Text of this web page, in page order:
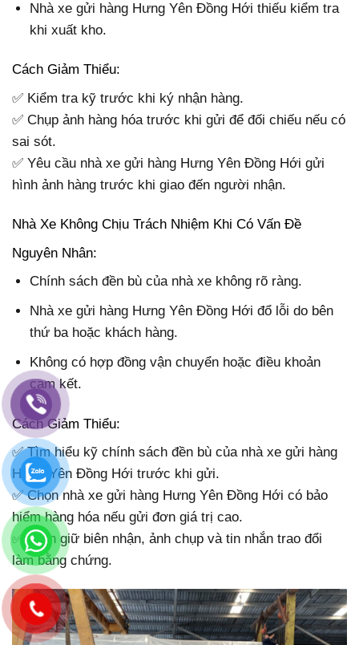
Nhà xe gửi hàng Hưng Yên Đồng Hới thiếu kiểm tra
khi xuất kho.
Cách Giảm Thiểu:
✅ Kiểm tra kỹ trước khi ký nhận hàng.
✅ Chụp ảnh hàng hóa trước khi gửi để đối chiếu nếu có
sai sót.
✅ Yêu cầu nhà xe gửi hàng Hưng Yên Đồng Hới gửi
hình ảnh hàng trước khi giao đến người nhận.
Nhà Xe Không Chịu Trách Nhiệm Khi Có Vấn Đề
Nguyên Nhân:
Chính sách đền bù của nhà xe không rõ ràng.
Nhà xe gửi hàng Hưng Yên Đồng Hới đổ lỗi do bên
thứ ba hoặc khách hàng.
Không có hợp đồng vận chuyển hoặc điều khoản
cam kết.
Cách Giảm Thiểu:
✅ Tìm hiểu kỹ chính sách đền bù của nhà xe gửi hàng
Hưng Yên Đồng Hới trước khi gửi.
✅ Chọn nhà xe gửi hàng Hưng Yên Đồng Hới có bảo
hiểm hàng hóa nếu gửi đơn giá trị cao.
✅ Luôn giữ biên nhận, ảnh chụp và tin nhắn trao đổi
làm bằng chứng.